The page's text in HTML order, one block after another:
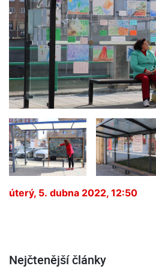
úterý, 5. dubna 2022, 12:50
Nejčtenější články